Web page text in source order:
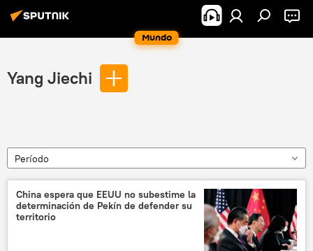
Mundo
Yang Jiechi
Período
China espera que EEUU no subestime la
determinación de Pekín de defender su
territorio